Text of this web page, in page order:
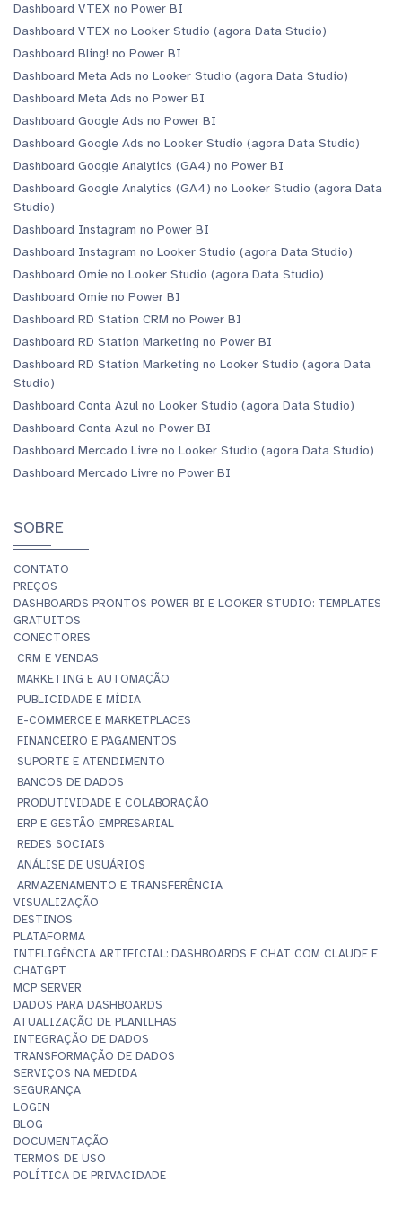
Dashboard VTEX no Power BI
Dashboard VTEX no Looker Studio (agora Data Studio)
Dashboard Bling! no Power BI
Dashboard Meta Ads no Looker Studio (agora Data Studio)
Dashboard Meta Ads no Power BI
Dashboard Google Ads no Power BI
Dashboard Google Ads no Looker Studio (agora Data Studio)
Dashboard Google Analytics (GA4) no Power BI
Dashboard Google Analytics (GA4) no Looker Studio (agora Data
Studio)
Dashboard Instagram no Power BI
Dashboard Instagram no Looker Studio (agora Data Studio)
Dashboard Omie no Looker Studio (agora Data Studio)
Dashboard Omie no Power BI
Dashboard RD Station CRM no Power BI
Dashboard RD Station Marketing no Power BI
Dashboard RD Station Marketing no Looker Studio (agora Data
Studio)
Dashboard Conta Azul no Looker Studio (agora Data Studio)
Dashboard Conta Azul no Power BI
Dashboard Mercado Livre no Looker Studio (agora Data Studio)
Dashboard Mercado Livre no Power BI
SOBRE
CONTATO
PREÇOS
DASHBOARDS PRONTOS POWER BI E LOOKER STUDIO: TEMPLATES
GRATUITOS
CONECTORES
CRM E VENDAS
MARKETING E AUTOMAÇÃO
PUBLICIDADE E MÍDIA
E-COMMERCE E MARKETPLACES
FINANCEIRO E PAGAMENTOS
SUPORTE E ATENDIMENTO
BANCOS DE DADOS
PRODUTIVIDADE E COLABORAÇÃO
ERP E GESTÃO EMPRESARIAL
REDES SOCIAIS
ANÁLISE DE USUÁRIOS
ARMAZENAMENTO E TRANSFERÊNCIA
VISUALIZAÇÃO
DESTINOS
PLATAFORMA
INTELIGÊNCIA ARTIFICIAL: DASHBOARDS E CHAT COM CLAUDE E
CHATGPT
MCP SERVER
DADOS PARA DASHBOARDS
ATUALIZAÇÃO DE PLANILHAS
INTEGRAÇÃO DE DADOS
TRANSFORMAÇÃO DE DADOS
SERVIÇOS NA MEDIDA
SEGURANÇA
LOGIN
BLOG
DOCUMENTAÇÃO
TERMOS DE USO
POLÍTICA DE PRIVACIDADE